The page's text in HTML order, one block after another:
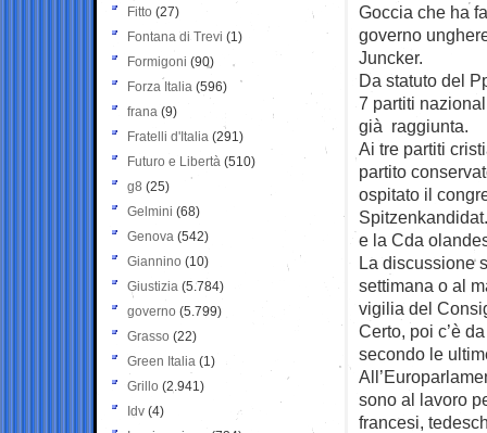
Goccia che ha
governo
Juncker.
Da statuto del
7 partiti
già raggiunta.
Ai tre partiti
partito
ospitato il
e la Cda
La discussione
settimana o al
vigilia del
Certo, poi c’è
secondo le
sono al lavoro
francesi,
Fitto (27)
Fontana di Trevi (1)
Formigoni (90)
Forza Italia (596)
frana (9)
Fratelli d'Italia (291)
Futuro e Libertà (510)
g8 (25)
Gelmini (68)
Genova (542)
Giannino (10)
Giustizia (5.784)
governo (5.799)
Grasso (22)
Green Italia (1)
Grillo (2.941)
Idv (4)